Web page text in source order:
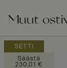
Muut
SETTI
Säästä
230,01 €